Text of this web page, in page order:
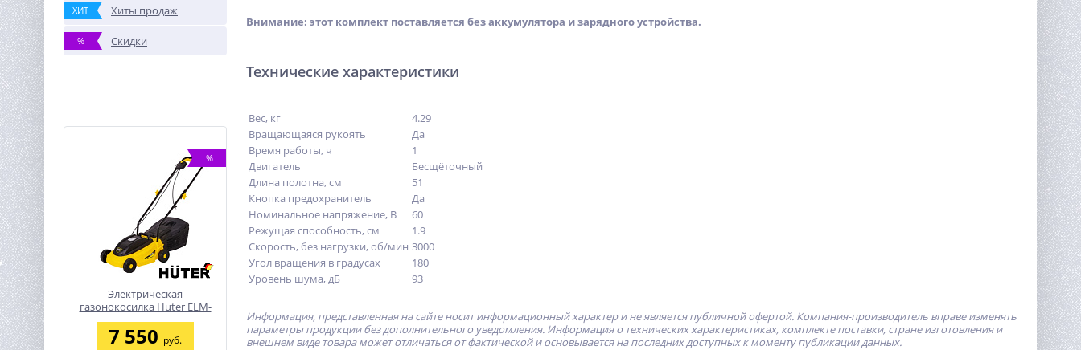
ХИТ Хиты продаж
% Скидки
%
Электрическая
газонокосилка Huter ELM-
11А32
7 550 руб.
Внимание: этот комплект поставляется без аккумулятора и зарядного устройства.
Технические характеристики
Вес, кг
4.29
Вращающаяся рукоять
Да
Время работы, ч
1
Двигатель
Бесщёточный
Длина полотна, см
51
Кнопка предохранитель
Да
Номинальное напряжение, В
60
Режущая способность, см
1.9
Скорость, без нагрузки, об/мин 3000
Угол вращения в градусах
180
Уровень шума, дБ
93
Информация, представленная на сайте носит информационный характер и не является публичной офертой. Компания-производитель вправе изменять
параметры продукции без дополнительного уведомления. Информация о технических характеристиках, комплекте поставки, стране изготовления и
внешнем виде товара может отличаться от фактической и основывается на последних доступных к моменту публикации данных.